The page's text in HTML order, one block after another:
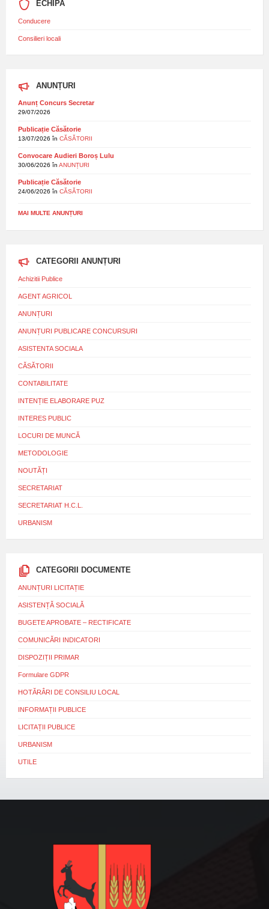
ECHIPA
Conducere
Consilieri locali
ANUNȚURI
Anunț Concurs Secretar
29/07/2026
Publicație Căsătorie
13/07/2026 în CĂSĂTORII
Convocare Audieri Boroș Lulu
30/06/2026 în ANUNȚURI
Publicație Căsătorie
24/06/2026 în CĂSĂTORII
MAI MULTE ANUNȚURI
CATEGORII ANUNȚURI
Achizitii Publice
AGENT AGRICOL
ANUNȚURI
ANUNȚURI PUBLICARE CONCURSURI
ASISTENTA SOCIALA
CĂSĂTORII
CONTABILITATE
INTENȚIE ELABORARE PUZ
INTERES PUBLIC
LOCURI DE MUNCĂ
METODOLOGIE
NOUTĂȚI
SECRETARIAT
SECRETARIAT H.C.L.
URBANISM
CATEGORII DOCUMENTE
ANUNȚURI LICITAȚIE
ASISTENȚĂ SOCIALĂ
BUGETE APROBATE – RECTIFICATE
COMUNICĂRI INDICATORI
DISPOZIȚII PRIMAR
Formulare GDPR
HOTĂRÂRI DE CONSILIU LOCAL
INFORMAȚII PUBLICE
LICITAȚII PUBLICE
URBANISM
UTILE